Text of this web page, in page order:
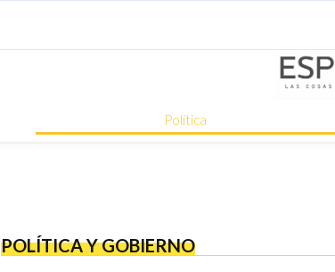
Política
POLÍTICA Y GOBIERNO